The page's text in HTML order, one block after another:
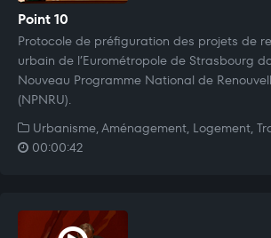
Point 10
Protocole de préfiguration des projets de
urbain de l’Eurométropole de Strasbourg
Nouveau Programme National de
(NPNRU).
Urbanisme, Aménagement, Logement,
00:00:42